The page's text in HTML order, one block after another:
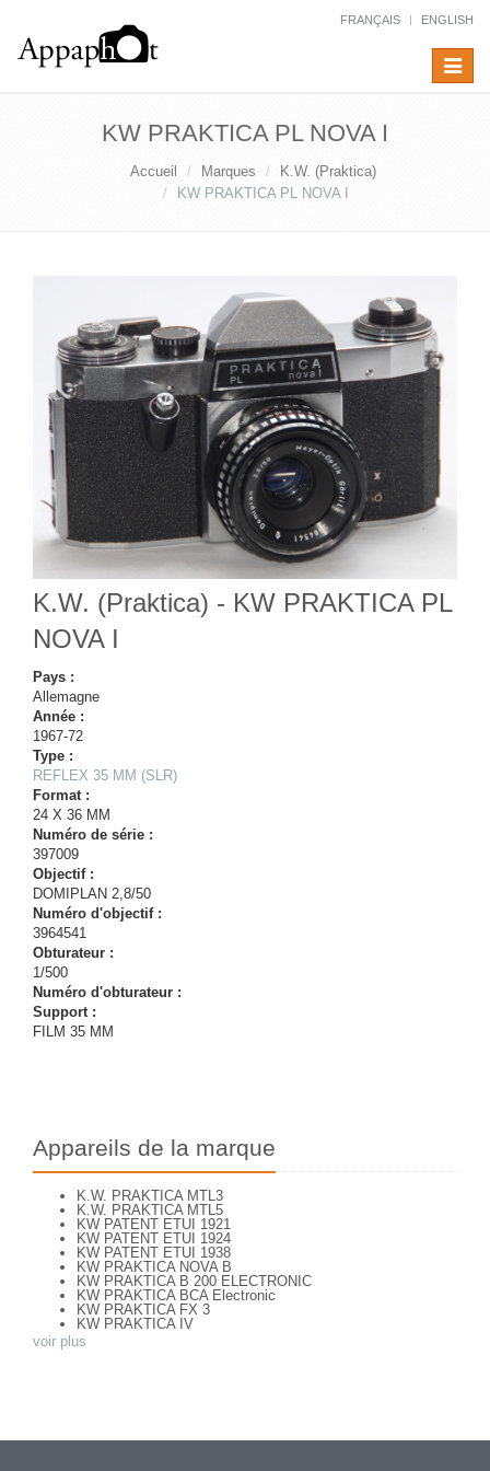
FRANÇAIS ENGLISH
Toggle
KW PRAKTICA PL NOVA I
Accueil Marques
K.W. (Praktica)
KW PRAKTICA PL NOVA I
K.W. (Praktica) - KW PRAKTICA PL
NOVA I
Pays :
Allemagne
Année :
1967-72
Type :
REFLEX 35 MM (SLR)
Format :
24 X 36 MM
Numéro de série :
397009
Objectif :
DOMIPLAN 2,8/50
Numéro d'objectif :
3964541
Obturateur :
1/500
Numéro d'obturateur :
Support :
FILM 35 MM
Appareils de la marque
K.W. PRAKTICA MTL3
K.W. PRAKTICA MTL5
KW PATENT ETUI 1921
KW PATENT ETUI 1924
KW PATENT ETUI 1938
KW PRAKTICA NOVA B
KW PRAKTICA B 200 ELECTRONIC
KW PRAKTICA BCA Electronic
KW PRAKTICA FX 3
KW PRAKTICA IV
KW PRAKTICA L
KW PRAKTICA SUPER TL
voir plus